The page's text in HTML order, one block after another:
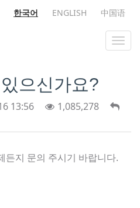
한국어 ENGLISH 中国语
으신가요?
13:56
1,085,278
든지 문의 주시기 바랍니다.